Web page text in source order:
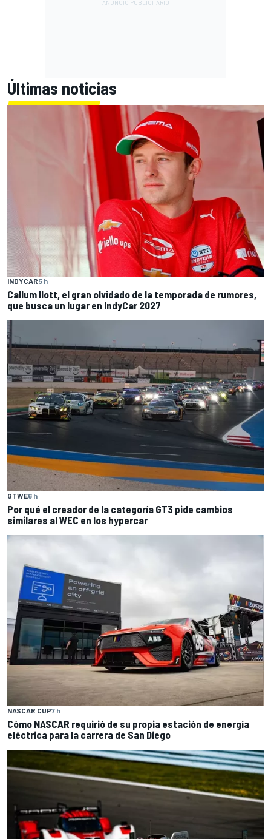
Últimas noticias
INDYCAR5 h
Callum Ilott, el gran olvidado de la temporada de rumores,
que busca un lugar en IndyCar 2027
GTWE6 h
Por qué el creador de la categoría GT3 pide cambios
similares al WEC en los hypercar
NASCAR CUP7 h
Cómo NASCAR requirió de su propia estación de energía
eléctrica para la carrera de San Diego